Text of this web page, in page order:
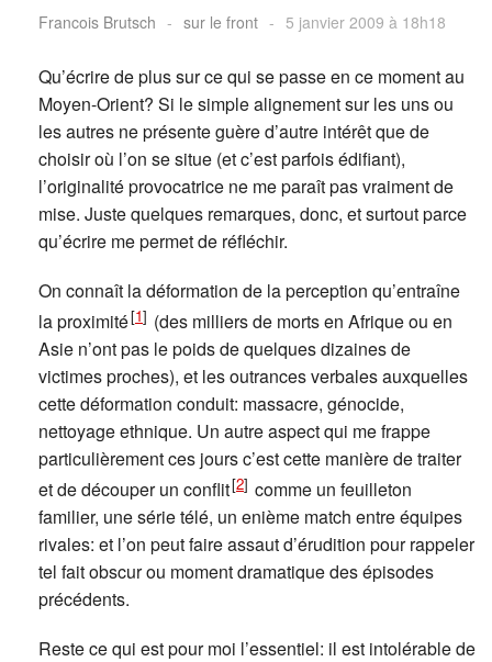
Francois Brutsch - sur le front - 5 janvier 2009 à 18h18
Qu’écrire de plus sur ce qui se passe en ce moment au
Moyen-Orient? Si le simple alignement sur les uns ou
les autres ne présente guère d’autre intérêt que de
choisir où l’on se situe (et c’est parfois édifiant),
l’originalité provocatrice ne me paraît pas vraiment de
mise. Juste quelques remarques, donc, et surtout parce
qu’écrire me permet de réfléchir.
On connaît la déformation de la perception qu’entraîne
la proximité[1] (des milliers de morts en Afrique ou en
Asie n’ont pas le poids de quelques dizaines de
victimes proches), et les outrances verbales auxquelles
cette déformation conduit: massacre, génocide,
nettoyage ethnique. Un autre aspect qui me frappe
particulièrement ces jours c’est cette manière de traiter
et de découper un conflit[2] comme un feuilleton
familier, une série télé, un enième match entre équipes
rivales: et l’on peut faire assaut d’érudition pour rappeler
tel fait obscur ou moment dramatique des épisodes
précédents.
Reste ce qui est pour moi l’essentiel: il est intolérable de